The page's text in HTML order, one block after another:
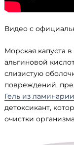
Видео с
Морская капуста
альгиновой
слизистую
повреждений,
Гель из ламинарии
детоксикант,
очистки